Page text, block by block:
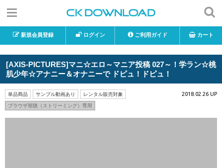
新規会員登録 ログイン ご利用ガイド カート
[AXIS-PICTURES]マニ☆エロ～マニア投稿 027～！学ラン☆桃
肌少年☆アナニー＆オナニーで ドピュ！ドピュ！
単品商品 サンプル動画あり レンタル販売対象
ブラウザ視聴（ストリーミング）専用
2018.02.26 UP